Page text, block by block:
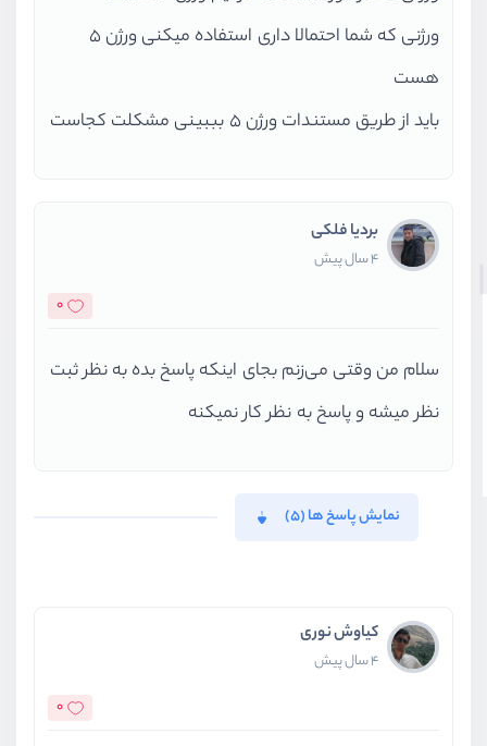
ورژنی که شما احتمالا داری استفاده میکنی ورژن ۵
هست
باید از طریق مستندات ورژن ۵ بببینی مشکلت کجاست
بردیا فلکی
4 سال پیش
0
سلام من وقتی می‌زنم بجای اینکه پاسخ بده به نظر ثبت
نظر میشه و پاسخ به نظر کار نمیکنه
نمایش پاسخ ها (5)
کیاوش نوری
4 سال پیش
0